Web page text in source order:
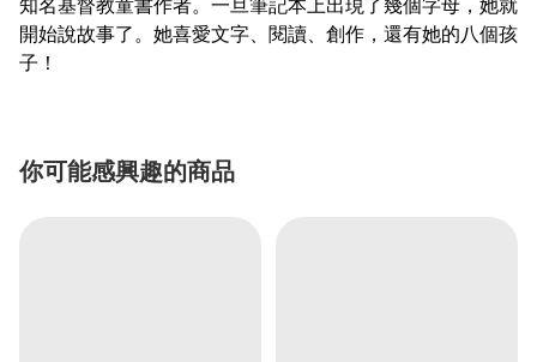
知名基督教童書作者。一旦筆記本上出現了幾個字母，她就
開始說故事了。她喜愛文字、閱讀、創作，還有她的八個孩
子！
你可能感興趣的商品